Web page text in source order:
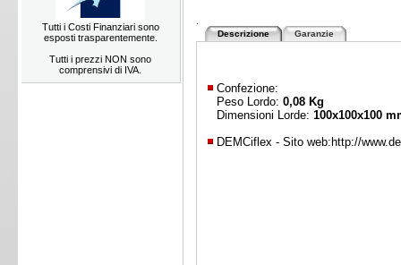
Tutti i Costi Finanziari sono
esposti trasparentemente.
Tutti i prezzi NON sono
comprensivi di IVA.
Descrizione Garanzie
Confezione:
Peso Lordo: 0,08 Kg
Dimensioni Lorde: 100x100x100
DEMCiflex - Sito web: http://